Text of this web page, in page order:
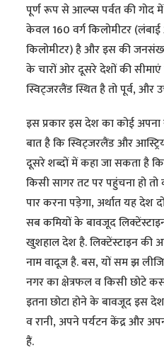
पूर्ण रूप से आल्प्स पर्वत की गोद
केवल 160 वर्ग किलोमीटर
किलोमीटर) है और इस की
के चारों ओर दूसरे देशों की
स्विट्जरलैंड स्थित है तो पूर्व, और
इस प्रकार इस देश का कोई अपना
बात है कि स्विट्जरलैंड और
दूसरे शब्दों में कहा जा सकता है
किसी सागर तट पर पहुंचना हो
पार करना पड़ेगा, अर्थात यह देश
सब कमियों के बावजूद
खुशहाल देश है. लिक्टेंस्टाइन की
नाम वादूज है. बस, यों सम झ
नगर का क्षेत्रफल व किसी छोटे
इतना छोटा होने के बावजूद इस
व रानी, अपने पर्यटन केंद्र और
हैं.